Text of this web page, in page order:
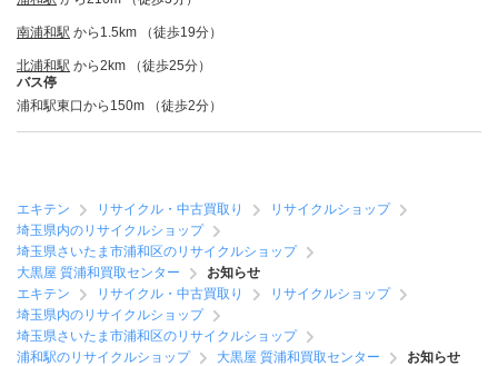
南浦和駅 から1.5km （徒歩19分）
北浦和駅 から2km （徒歩25分）
バス停
浦和駅東口から150m （徒歩2分）
エキテン リサイクル・中古買取り
リサイクルショップ
埼玉県内のリサイクルショップ
埼玉県さいたま市浦和区のリサイクルショップ
大黒屋 質浦和買取センター
お知らせ
エキテン
リサイクル・中古買取り
リサイクルショップ
埼玉県内のリサイクルショップ
埼玉県さいたま市浦和区のリサイクルショップ
浦和駅のリサイクルショップ
大黒屋 質浦和買取センター
お知らせ